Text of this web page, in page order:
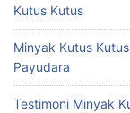
Kutus Kutus
Minyak Kutus
Payudara
Testimoni Minyak